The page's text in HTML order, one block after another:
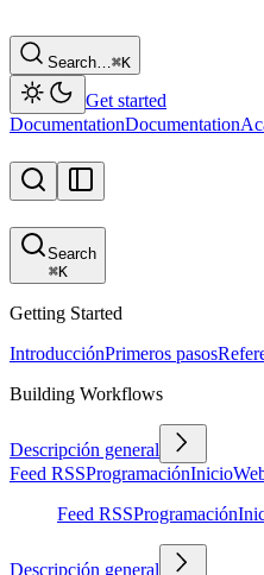
Search…⌘K
Get started
DocumentationDocumentation
Search
⌘K
Getting Started
IntroducciónPrimeros pasos
Building Workflows
Descripción general
Feed RSSProgramaciónInicio
Feed RSSProgramación
Descripción general